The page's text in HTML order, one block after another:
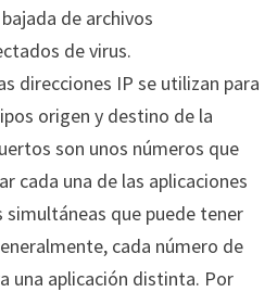
de archivos
de virus.
direcciones IP se utilizan para
origen y destino de la
son unos números que
cada una de las aplicaciones
simultáneas que puede tener
cada número de
una aplicación distinta. Por